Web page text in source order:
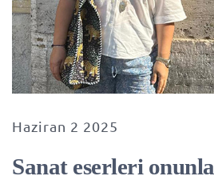
Haziran 2 2025
Sanat eserleri onunla